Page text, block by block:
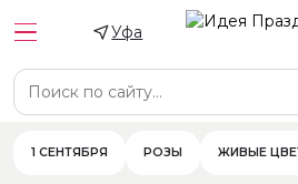
Уфа
1 СЕНТЯБРЯ РОЗЫ ЖИВЫЕ